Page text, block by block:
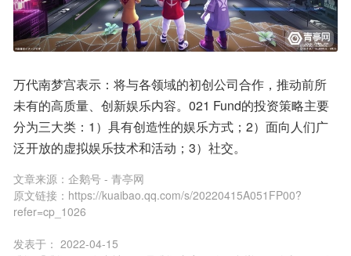
万代南梦宫表示：将与各领域的初创公司合作，推动前所
未有的高质量、创新娱乐内容。021 Fund的投资策略主要
分为三大类：1）具有创造性的娱乐方式；2）面向人们广
泛开放的虚拟娱乐技术和活动；3）社交。
文章来源： 企鹅号 - 青亭网
原文链接： https://kuaibao.qq.com/s/20220415A051FP00?
refer=cp_1026
发表于： 2022-04-15